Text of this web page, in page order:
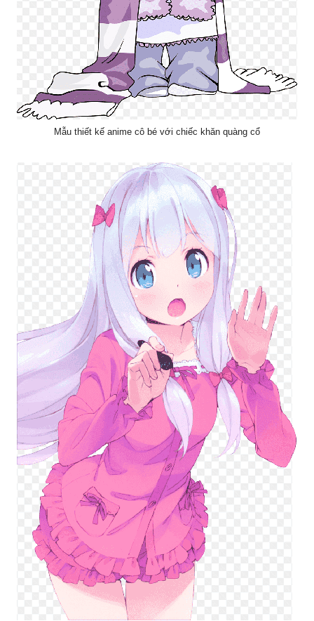
Mẫu thiết kế anime cô bé với chiếc khăn quàng cổ